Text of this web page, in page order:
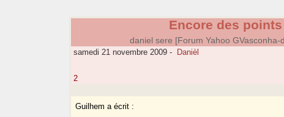
Encore des
daniel sere [Forum Yahoo
samedi 21 novembre 2009 - Danièl
2
Guilhem a écrit :